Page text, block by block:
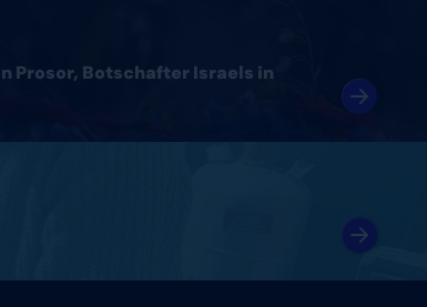
Prosor, Botschafter Israels in